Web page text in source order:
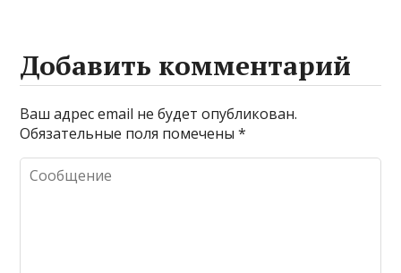
Добавить комментарий
Ваш адрес email не будет опубликован.
Обязательные поля помечены*